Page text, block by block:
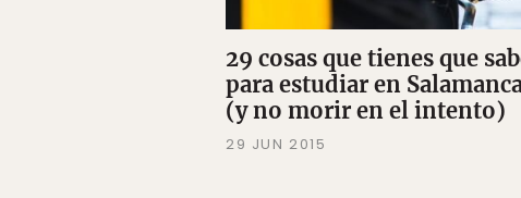
29 cosas que tienes que
para estudiar en
(y no morir en el intento)
29 JUN 2015